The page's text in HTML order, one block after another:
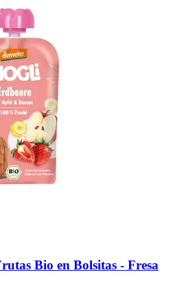
Bio en Bolsitas -​ Fresa